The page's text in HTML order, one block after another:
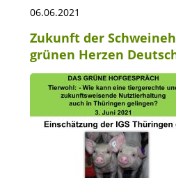
06.06.2021
Zukunft der
grünen Herzen